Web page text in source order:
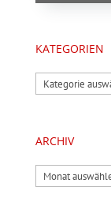
KATEGORIEN
Kategorien
ARCHIV
Archiv